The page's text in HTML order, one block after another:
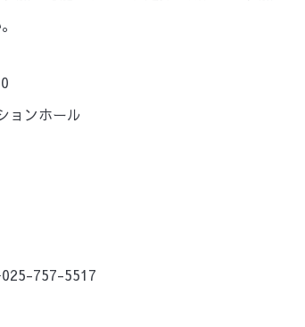
ンホール
757-5517